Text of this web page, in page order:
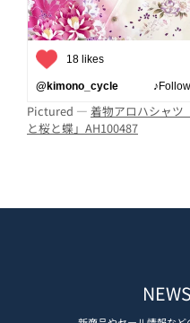
18 likes
@kimono_cycle ♪Follow
Pictured — 着物アロハシャツ
と桜と蝶」AH100487